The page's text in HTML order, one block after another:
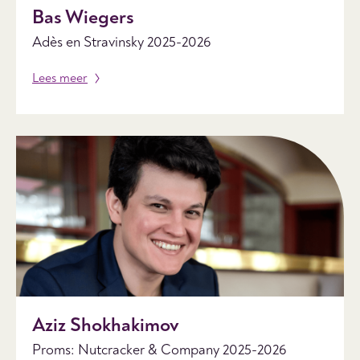
Bas Wiegers
Adès en Stravinsky 2025-2026
Lees meer
Aziz Shokhakimov
Proms: Nutcracker & Company 2025-2026